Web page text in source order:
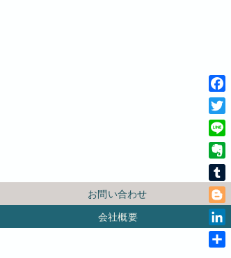
お問い合わせ
会社概要
F
a
c
e
b
o
o
k
T
w
i
t
t
e
r
L
i
n
e
E
v
e
r
n
o
T
u
m
b
B
l
o
L
i